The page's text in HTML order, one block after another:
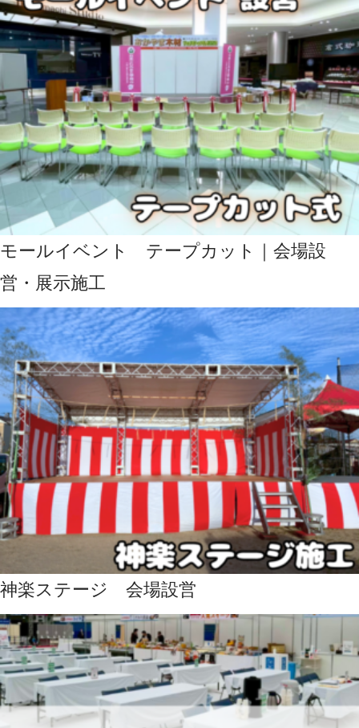
モールイベント テープカット｜会場設
営・展示施工
神楽ステージ 会場設営